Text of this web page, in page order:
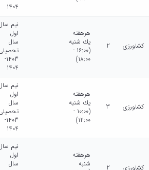
1404
کشاورزی 2
هرهفته
يك شنبه
(16:00 -
18:00)
نیم
اول
سال
1403-
1404
کشاورزی 3
هرهفته
يك شنبه
(10:00 -
12:00)
نیم
اول
سال
1403-
1404
کشاورزی 2
هرهفته
شنبه
نیم
اول
سال